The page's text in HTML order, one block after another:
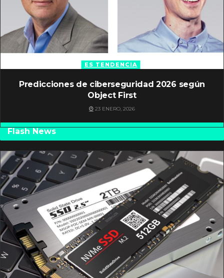
ES TENDENCIA
Predicciones de ciberseguridad 2026 según
Object First
23 ENERO, 2026
Flash News